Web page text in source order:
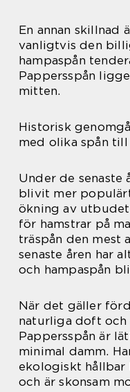
En annan skillnad
vanligtvis den
hampaspån
Pappersspån
mitten.
Historisk
med olika spån till
Under de senaste
blivit mer
ökning av
för hamstrar på
träspån den mest
senaste åren har
och hampaspån
När det gäller
naturliga doft och
Pappersspån är
minimal damm.
ekologiskt hållbar
och är skonsam